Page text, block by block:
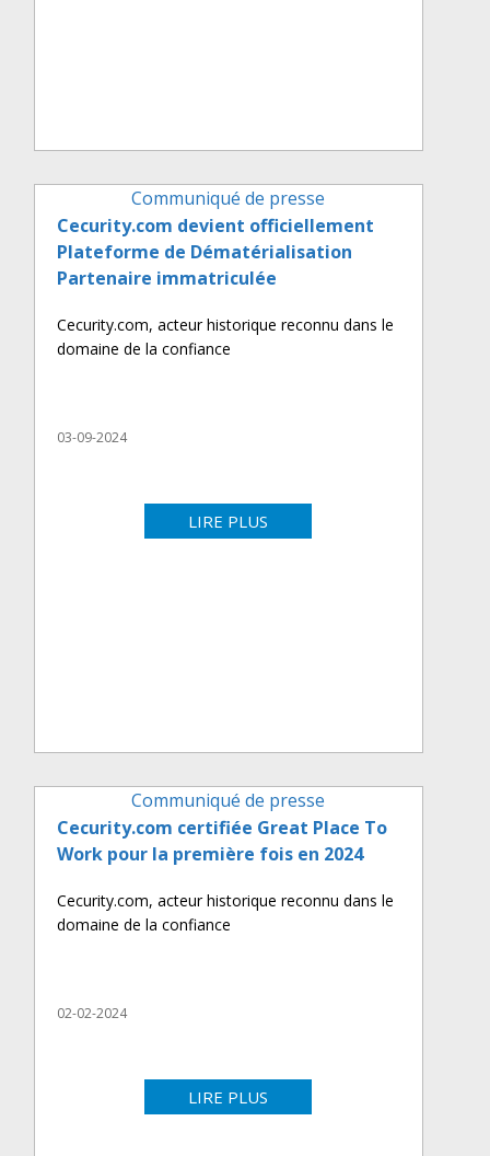
Communiqué de presse
Cecurity.com devient officiellement
Plateforme de Dématérialisation
Partenaire immatriculée
Cecurity.com, acteur historique reconnu dans le
domaine de la confiance
03-09-2024
LIRE PLUS
Communiqué de presse
Cecurity.com certifiée Great Place To
Work pour la première fois en 2024
Cecurity.com, acteur historique reconnu dans le
domaine de la confiance
02-02-2024
LIRE PLUS